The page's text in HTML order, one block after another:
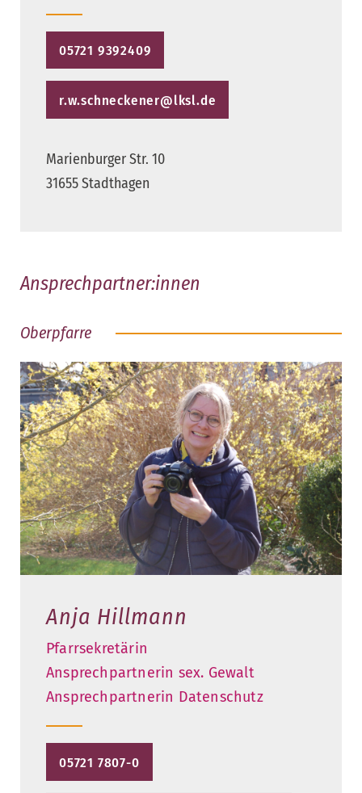
05721 9392409
r.w.schneckener@lksl.de
Marienburger Str. 10
31655 Stadthagen
Ansprechpartner:innen
Oberpfarre
Anja Hillmann
Pfarrsekretärin
Ansprechpartnerin sex. Gewalt
Ansprechpartnerin Datenschutz
05721 7807-0